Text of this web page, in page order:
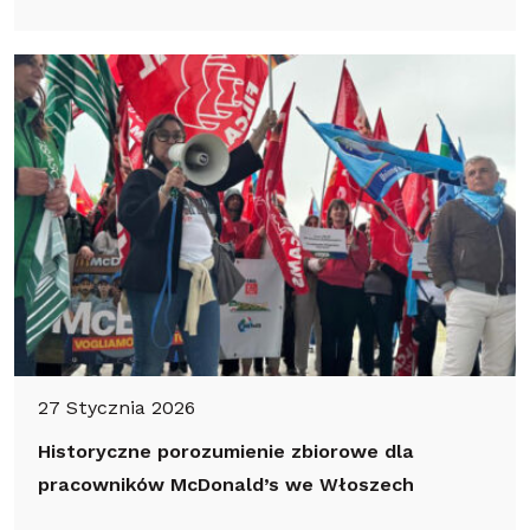
27 Stycznia 2026
Historyczne porozumienie zbiorowe dla
pracowników McDonald’s we Włoszech